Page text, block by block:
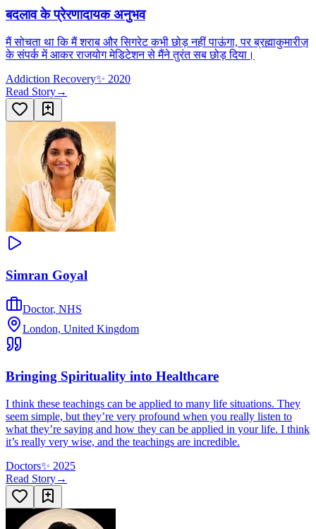
बदलाव के प्रेरणादायक अनुभव
मैं सोचता था कि मैं शराब और सिगरेट कभी छोड़ नहीं पाऊंगा, पर ब्रह्माकुमारीज़
के संपर्क में आकर राजयोग मेडिटेशन से मैंने तुरंत सब छोड़ दिया।
Addiction Recovery✨ 2020
Read Story→
Simran Goyal
Doctor, NHS
London, United Kingdom
Bringing Spirituality into Healthcare
I think these teachings can be applied to many life situations. They
seem simple, but they’re very profound when you really listen to
what they’re saying and how they can be applied in your life. I think
it’s really very wise, and the teachings are incredible.
Doctors✨ 2025
Read Story→